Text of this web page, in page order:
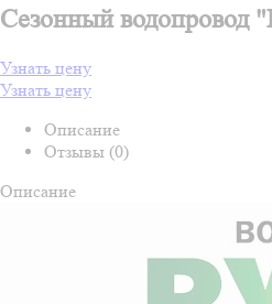
Сезонный водопровод
Узнать цену
Узнать цену
Описание
Отзывы (0)
Описание